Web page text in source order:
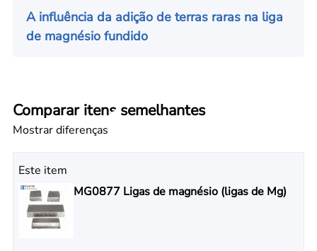
A influência da adição de terras raras na liga
de magnésio fundido
Comparar itens semelhantes
Mostrar diferenças
Este item
MG0877 Ligas de magnésio (ligas de Mg)